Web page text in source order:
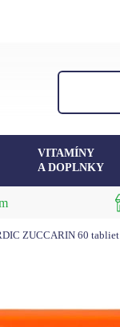
VITAMÍNY
A DOPLNKY
ZUCCARIN 60 tabliet